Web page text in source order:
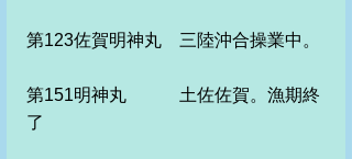
第123佐賀明神丸　三陸沖合操業中。
第151明神丸　　　土佐佐賀。漁期終
了